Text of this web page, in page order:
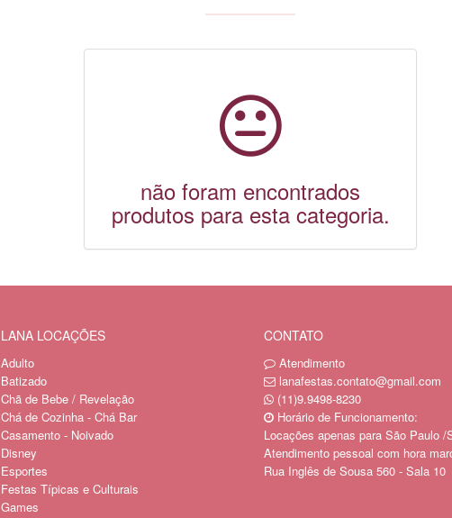
não foram encontrados
produtos para esta categoria.
LANA LOCAÇÕES
Adulto
Batizado
Chã de Bebe / Revelação
Chá de Cozinha - Chá Bar
Casamento - Noivado
Disney
Esportes
Festas Típicas e Culturais
Games
CONTATO
Atendimento
lanafestas.contato@gmail.com
(11)9.9498-8230
Horário de Funcionamento:
Locações apenas para São Paulo /
Atendimento pessoal com hora
Rua Inglês de Sousa 560 - Sala 10